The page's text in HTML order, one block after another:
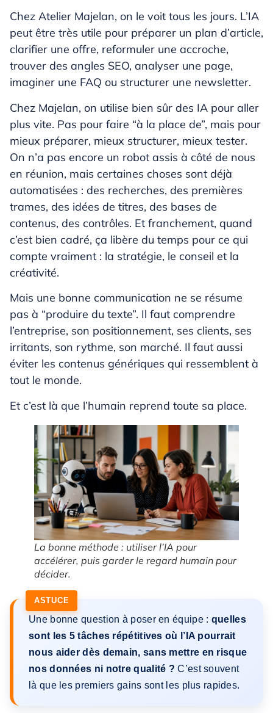
Chez Atelier Majelan, on le voit tous les jours. L’IA
peut être très utile pour préparer un plan d’article,
clarifier une offre, reformuler une accroche,
trouver des angles SEO, analyser une page,
imaginer une FAQ ou structurer une newsletter.
Chez Majelan, on utilise bien sûr des IA pour aller
plus vite. Pas pour faire “à la place de”, mais pour
mieux préparer, mieux structurer, mieux tester.
On n’a pas encore un robot assis à côté de nous
en réunion, mais certaines choses sont déjà
automatisées : des recherches, des premières
trames, des idées de titres, des bases de
contenus, des contrôles. Et franchement, quand
c’est bien cadré, ça libère du temps pour ce qui
compte vraiment : la stratégie, le conseil et la
créativité.
Mais une bonne communication ne se résume
pas à “produire du texte”. Il faut comprendre
l’entreprise, son positionnement, ses clients, ses
irritants, son rythme, son marché. Il faut aussi
éviter les contenus génériques qui ressemblent à
tout le monde.
Et c’est là que l’humain reprend toute sa place.
La bonne méthode : utiliser l’IA pour
accélérer, puis garder le regard humain pour
décider.
Une bonne question à poser en équipe : quelles
sont les 5 tâches répétitives où l’IA pourrait
nous aider dès demain, sans mettre en risque
nos données ni notre qualité ? C’est souvent
là que les premiers gains sont les plus rapides.